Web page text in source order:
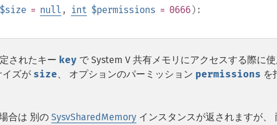
$size = null , int $permissions = 0666):
されたキー key で System V 共有メモリにアクセスする際に
イズが size、 オプションのパーミッション permissions を
合は 別の SysvSharedMemory インスタンスが返されますが、